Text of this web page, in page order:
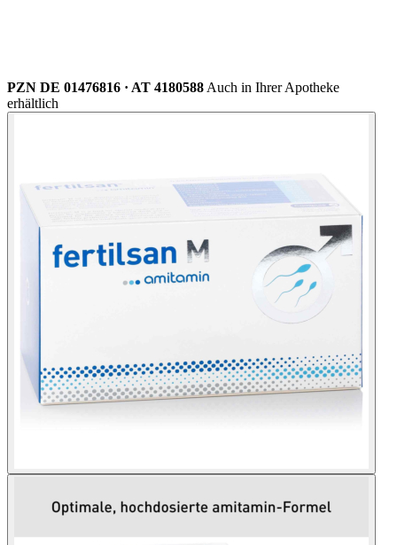
PZN DE 01476816 · AT 4180588Auch in Ihrer Apotheke
erhältlich